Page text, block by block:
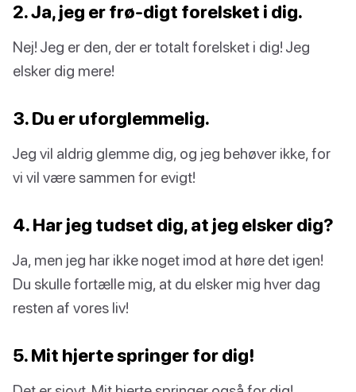
2. Ja, jeg er frø-digt forelsket i dig.
Nej! Jeg er den, der er totalt forelsket i dig! Jeg
elsker dig mere!
3. Du er uforglemmelig.
Jeg vil aldrig glemme dig, og jeg behøver ikke, for
vi vil være sammen for evigt!
4. Har jeg tudset dig, at jeg elsker dig?
Ja, men jeg har ikke noget imod at høre det igen!
Du skulle fortælle mig, at du elsker mig hver dag
resten af vores liv!
5. Mit hjerte springer for dig!